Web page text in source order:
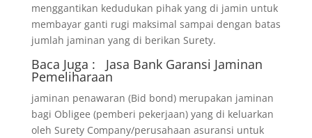
menggantikan kedudukan pihak yang di jamin untuk
membayar ganti rugi maksimal sampai dengan batas
jumlah jaminan yang di berikan Surety.
Baca Juga : Jasa Bank Garansi Jaminan
Pemeliharaan
jaminan penawaran (Bid bond) merupakan jaminan
bagi Obligee (pemberi pekerjaan) yang di keluarkan
oleh Surety Company/perusahaan asuransi untuk